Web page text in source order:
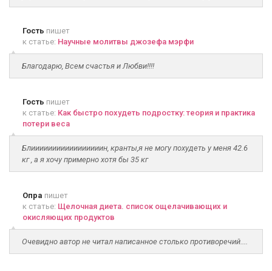
Гость пишет
к статье: Научные молитвы джозефа мэрфи
Благодарю, Всем счастья и Любви!!!!
Гость пишет
к статье: Как быстро похудеть подростку: теория и практика
потери веса
Блииииииииииииииииин, кранты,я не могу похудеть у меня 42.6
кг , а я хочу примерно хотя бы 35 кг
Опра пишет
к статье: Щелочная диета. список ощелачивающих и
окисляющих продуктов
Очевидно автор не читал написанное столько противоречий....